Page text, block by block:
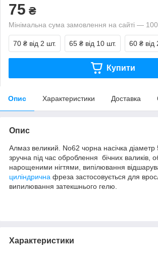
75 ₴
Мінімальна сума замовлення на сайті —
70 ₴ від 2 шт. 65 ₴ від 10 шт. 60 ₴ від
Купити
Опис Характеристики Доставка
Опис
Алмаз великий. No62 чорна насічка
зручна під час оброблення бічних валиків,
нарощеними нігтями, випілювання
циліндрична фреза застосовується для
випилювання затекшнього гелю.
Характеристики